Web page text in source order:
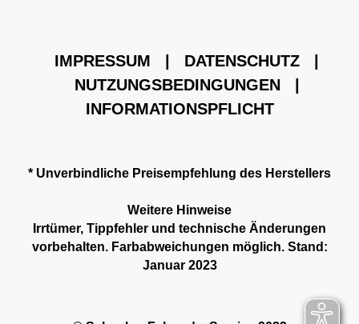
IMPRESSUM DATENSCHUTZ
NUTZUNGSBEDINGUNGEN
INFORMATIONSPFLICHT
* Unverbindliche Preisempfehlung des Herstellers
Weitere Hinweise
Irrtümer, Tippfehler und technische Änderungen
vorbehalten. Farbabweichungen möglich. Stand:
Januar 2023